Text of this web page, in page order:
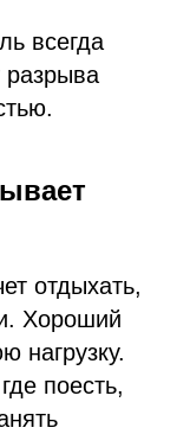
всегда
отдыхать,
Хороший
нагрузку.
поесть,